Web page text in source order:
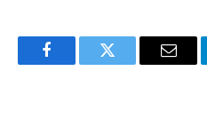
FacebookTwitter Email